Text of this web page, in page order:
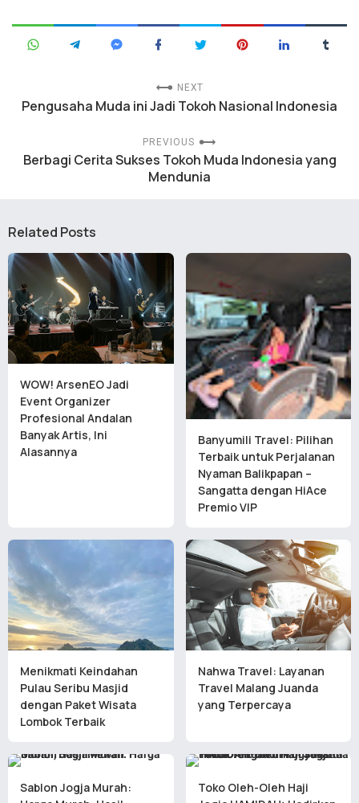
NEXT
Pengusaha Muda ini Jadi Tokoh Nasional Indonesia
PREVIOUS
Berbagi Cerita Sukses Tokoh Muda Indonesia yang
Mendunia
Related Posts
WOW! ArsenEO Jadi
Event Organizer
Profesional Andalan
Banyak Artis, Ini
Alasannya
Banyumili Travel: Pilihan
Terbaik untuk Perjalanan
Nyaman Balikpapan –
Sangatta dengan HiAce
Premio VIP
Menikmati Keindahan
Pulau Seribu Masjid
dengan Paket Wisata
Lombok Terbaik
Nahwa Travel: Layanan
Travel Malang Juanda
yang Terpercaya
Sablon Jogja Murah:
Toko Oleh-Oleh Haji